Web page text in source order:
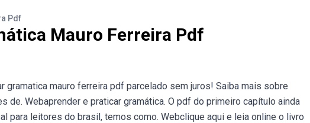
Pdf
Mauro Ferreira Pdf
gramatica mauro ferreira pdf parcelado sem juros! Saiba mais sobre
Webaprender e praticar gramática. O pdf do primeiro capítulo ainda
para leitores do brasil, temos como. Webclique aqui e leia online o livro